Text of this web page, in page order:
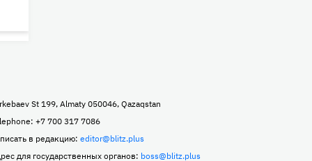
St 199, Almaty 050046, Qazaqstan
+7 700 317 7086
в редакцию: editor@blitz.plus
для государственных органов: boss@blitz.plus